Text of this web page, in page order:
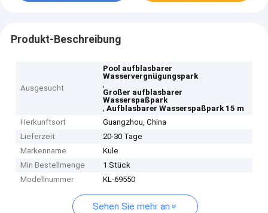
Produkt-Beschreibung
Ausgesucht
Pool aufblasbarer
Wasservergnügungspark
,
Großer aufblasbarer
Wasserspaßpark
,Aufblasbarer Wasserspaßpark 15 m
Herkunftsort
Guangzhou, China
Lieferzeit
20-30 Tage
Markenname
Kule
Min Bestellmenge
1 Stück
Modellnummer
KL-69550
Sehen Sie mehr an